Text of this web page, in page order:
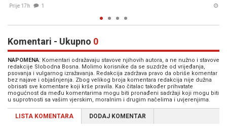
04. Avg. 2026
Komentari - Ukupno 0
NAPOMENA: Komentari odražavaju stavove njihovih autora, a ne nužno i stavove
redakcije Slobodna Bosna. Molimo korisnike da se suzdrže od vrijeđanja,
psovanja i vulgarnog izražavanja. Redakcija zadržava pravo da obriše komentar
bez najave i objašnjenja. Zbog velikog broja komentara redakcija nije dužna
obrisati sve komentare koji krše pravila. Kao čitalac također prihvatate
mogućnost da među komentarima mogu biti pronađeni sadržaji koji mogu biti
u suprotnosti sa vašim vjerskim, moralnim i drugim načelima i uvjerenjima.
LISTA KOMENTARA DODAJ KOMENTAR